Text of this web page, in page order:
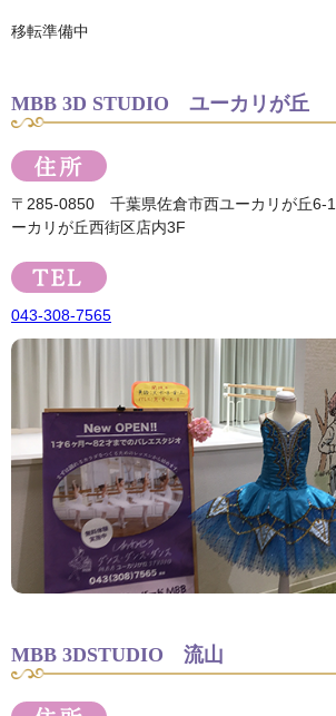
移転準備中
MBB 3D STUDIO ユーカリが丘
〒285-0850 千葉県佐倉市西ユーカリが丘
ーカリが丘西街区店内3F
043-308-7565
MBB 3DSTUDIO 流山